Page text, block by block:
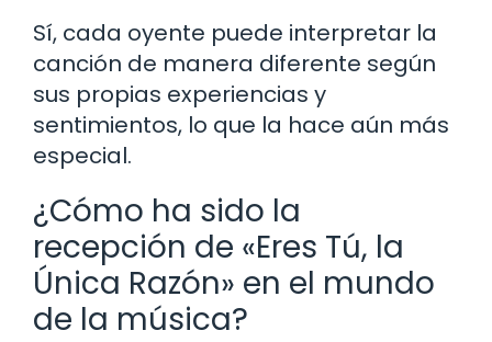
Sí, cada oyente puede interpretar la
canción de manera diferente según
sus propias experiencias y
sentimientos, lo que la hace aún más
especial.
¿Cómo ha sido la
recepción de «Eres Tú, la
Única Razón» en el mundo
de la música?